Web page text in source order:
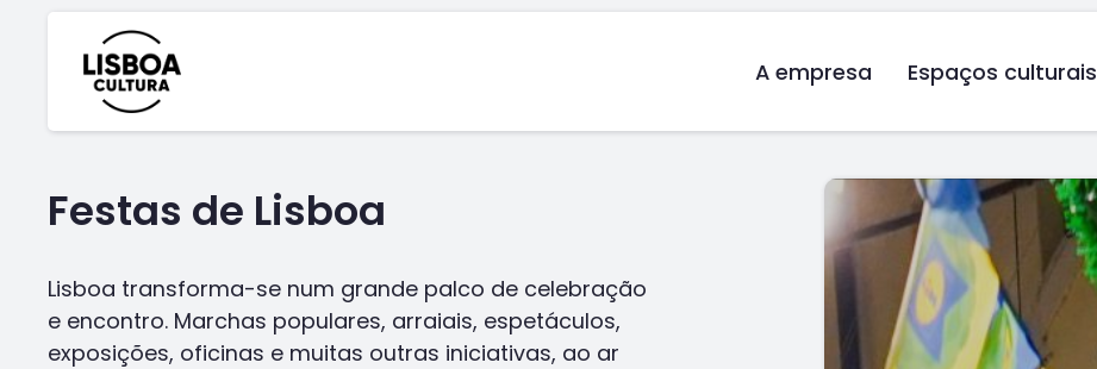
A empresa Espaços culturais
Festas de Lisboa
Lisboa transforma-se num grande palco de celebração
e encontro. Marchas populares, arraiais, espetáculos,
exposições, oficinas e muitas outras iniciativas, ao ar